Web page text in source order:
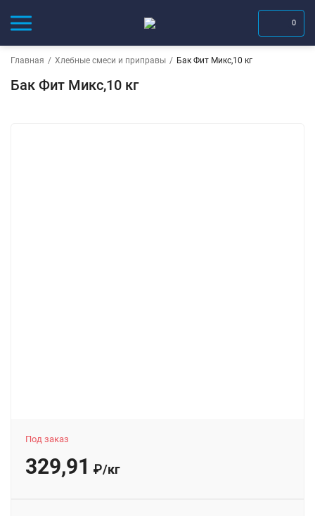
0
Главная / Хлебные смеси и приправы / Бак Фит Микс,10 кг
Бак Фит Микс,10 кг
Под заказ
329,91 ₽/кг